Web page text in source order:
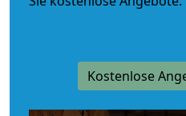
Kostenlose